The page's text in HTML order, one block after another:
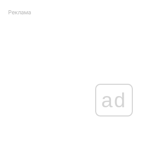
Реклама
ad